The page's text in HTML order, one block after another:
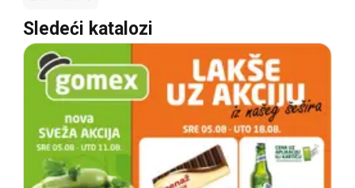
Sledeći katalozi